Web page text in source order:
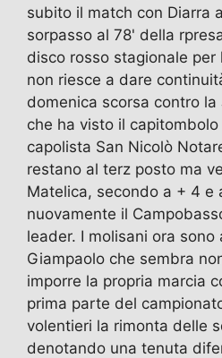
subito il match con Diarra
sorpasso al 78' della
disco rosso stagionale per
non riesce a dare
domenica scorsa contro
che ha visto il
capolista San Nicolò
restano al terz posto ma
Matelica, secondo a + 4 e
nuovamente il
leader. I molisani ora
Giampaolo che sembra
imporre la propria marcia
prima parte del
volentieri la rimonta delle
denotando una tenuta